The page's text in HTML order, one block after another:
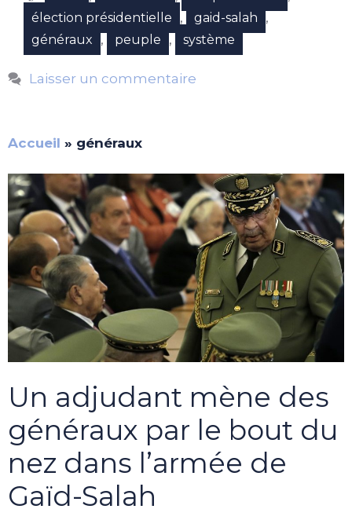
élection présidentielle , gaid-salah ,
généraux , peuple , système
Laisser un commentaire
Accueil » généraux
Un adjudant mène des
généraux par le bout du
nez dans l’armée de
Gaïd-Salah